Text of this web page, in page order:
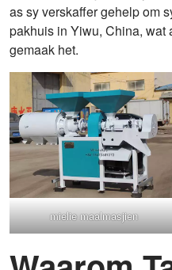
as sy verskaffer gehelp om
pakhuis in Yiwu, China,
gemaak het.
mielie maalmasjien